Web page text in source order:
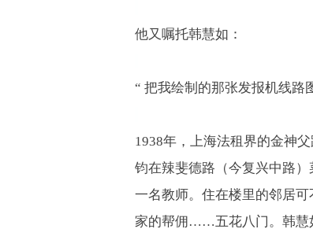
他又嘱托韩慧如：
“ 把我绘制的那张发报机线路
1938年，上海法租界的金神父
钧在辣斐德路（今复兴中路
一名教师。住在楼里的邻居
家的帮佣……五花八门。韩